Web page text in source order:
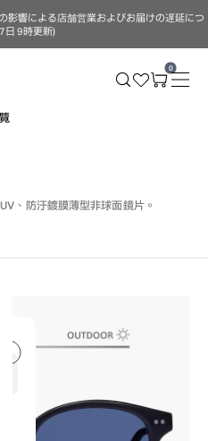
影響による店舗営業およびお届けの遅延につ
日 9時更新）
0
、防汙鍍膜薄型非球面鏡片。